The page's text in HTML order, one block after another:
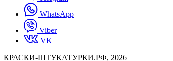
WhatsApp
Viber
VK
КРАСКИ-ШТУКАТУРКИ.РФ, 2026